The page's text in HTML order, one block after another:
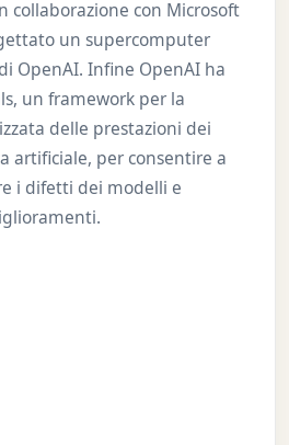
collaborazione con Microsoft
un supercomputer
OpenAI. Infine OpenAI ha
un framework per la
delle prestazioni dei
artificiale, per consentire a
i difetti dei modelli e